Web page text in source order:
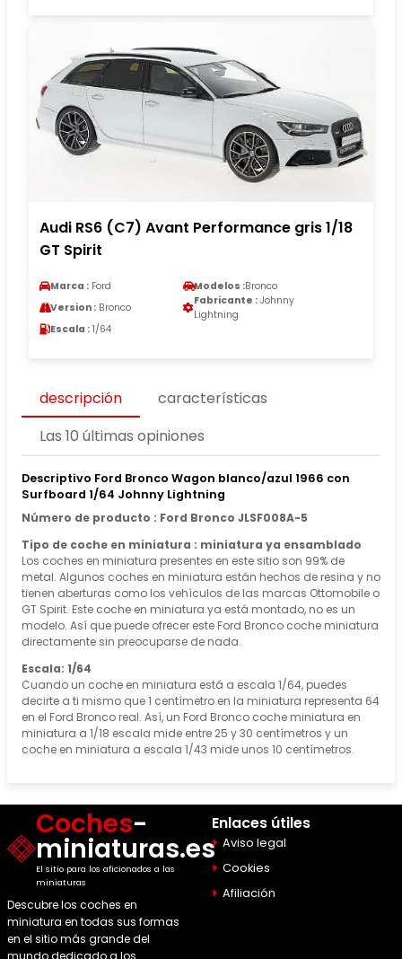
Audi RS6 (C7) Avant Performance gris 1/18
GT Spirit
Marca : Ford Modelos :Bronco
Version : Bronco
Fabricante : Johnny
Lightning
Escala : 1/64
descripción
características
Las 10 últimas opiniones
Descriptivo Ford Bronco Wagon blanco/azul 1966 con
Surfboard 1/64 Johnny Lightning
Número de producto : Ford Bronco JLSF008A-5
Tipo de coche en miniatura : miniatura ya ensamblado
Los coches en miniatura presentes en este sitio son 99% de
metal. Algunos coches en miniatura están hechos de resina y no
tienen aberturas como los vehículos de las marcas Ottomobile o
GT Spirit. Este coche en miniatura ya está montado, no es un
modelo. Así que puede ofrecer este Ford Bronco coche miniatura
directamente sin preocuparse de nada.
Escala: 1/64
Cuando un coche en miniatura está a escala 1/64, puedes
decirte a ti mismo que 1 centímetro en la miniatura representa 64
en el Ford Bronco real. Así, un Ford Bronco coche miniatura en
miniatura a 1/18 escala mide entre 25 y 30 centímetros y un
coche en miniatura a escala 1/43 mide unos 10 centímetros.
Coches-
miniaturas.es
El sitio para los aficionados a las
miniaturas
Descubre los coches en
miniatura en todas sus formas
en el sitio más grande del
mundo dedicado a los
Enlaces útiles
Aviso legal
Cookies
Afiliación